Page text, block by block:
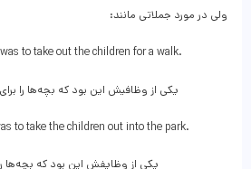
ولی در مورد جملاتی مانند:
to take out the children for a walk.
یکی از وظافیش این بود که بچه‌ها را
to take the children out into the park.
یکی از وظایفش این بود که بچه‌ها